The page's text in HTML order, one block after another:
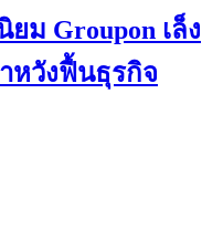
ยม Groupon เล็ง
หวังฟื้นธุรกิจ